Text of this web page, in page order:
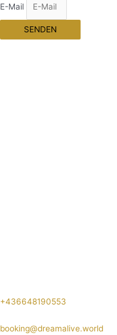
E-Mail
SENDEN
+436648190553
booking@dreamalive.world